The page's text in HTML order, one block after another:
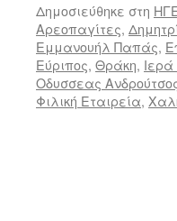
Δημοσιεύθηκε στη
Αρεοπαγίτες,
Εμμανουήλ Παπάς,
Εύριπος, Θράκη,
Οδυσσεας
Φιλική Εταιρεία,